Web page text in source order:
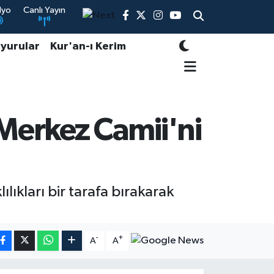
Canlı Yayın
Kur'an-ı Kerim
Camii'ni
bir tarafa bırakarak
A- A+